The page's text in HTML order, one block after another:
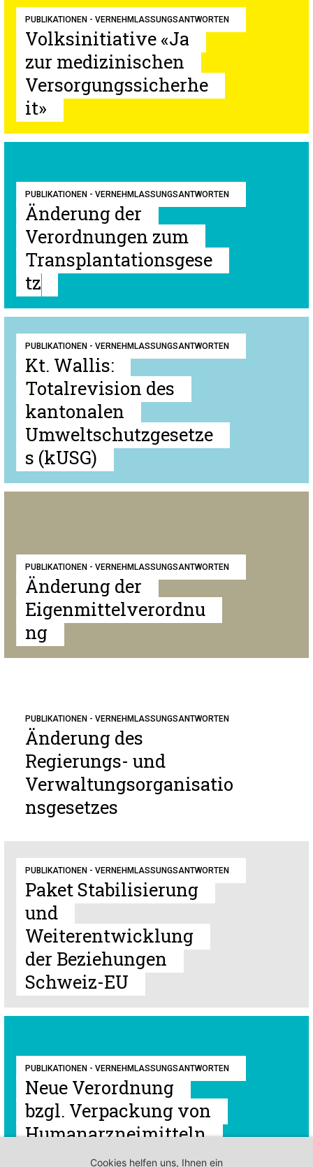
PUBLIKATIONEN - VERNEHMLASSUNGSANTWORTEN
Volksinitiative «Ja
zur medizinischen
Versorgungssicherhe
it»
PUBLIKATIONEN - VERNEHMLASSUNGSANTWORTEN
Änderung der
Verordnungen zum
Transplantationsgese
tz
PUBLIKATIONEN - VERNEHMLASSUNGSANTWORTEN
Kt. Wallis:
Totalrevision des
kantonalen
Umweltschutzgesetze
s (kUSG)
PUBLIKATIONEN - VERNEHMLASSUNGSANTWORTEN
Änderung der
Eigenmittelverordnu
ng
PUBLIKATIONEN - VERNEHMLASSUNGSANTWORTEN
Änderung des
Regierungs- und
Verwaltungsorganisatio
nsgesetzes
PUBLIKATIONEN - VERNEHMLASSUNGSANTWORTEN
Paket Stabilisierung
und
Weiterentwicklung
der Beziehungen
Schweiz-EU
PUBLIKATIONEN - VERNEHMLASSUNGSANTWORTEN
Neue Verordnung
bzgl. Verpackung von
Humanarzneimitteln
(Art. 17a HMG)